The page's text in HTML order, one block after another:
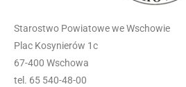
Starostwo Powiatowe we Wschowie
Plac Kosynierów 1c
67-400 Wschowa
tel. 65 540-48-00